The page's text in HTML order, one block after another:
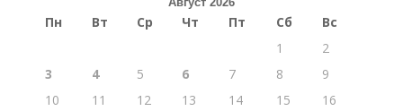
Пн Вт Ср Чт Пт Сб
Вс
1
2
3
4 5 6 7 8
9
10
11 12 13 14 15
16